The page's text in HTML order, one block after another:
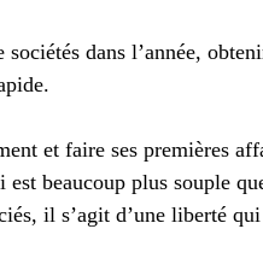
dans l’année,
et faire ses premières
beaucoup plus souple
il s’agit d’une liberté